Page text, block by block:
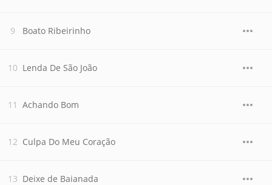
Boato Ribeirinho
Lenda De São João
Achando Bom
Culpa Do Meu Coração
Deixe de Baianada